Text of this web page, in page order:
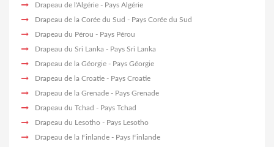
Drapeau de l'Algérie - Pays Algérie
Drapeau de la Corée du Sud - Pays Corée du Sud
Drapeau du Pérou - Pays Pérou
Drapeau du Sri Lanka - Pays Sri Lanka
Drapeau de la Géorgie - Pays Géorgie
Drapeau de la Croatie - Pays Croatie
Drapeau de la Grenade - Pays Grenade
Drapeau du Tchad - Pays Tchad
Drapeau du Lesotho - Pays Lesotho
Drapeau de la Finlande - Pays Finlande